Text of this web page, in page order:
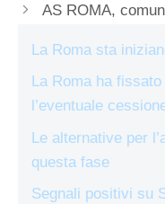
AS ROMA,
La Roma sta
La Roma ha
l’eventuale
Le alternative per
questa fase
Segnali positivi su